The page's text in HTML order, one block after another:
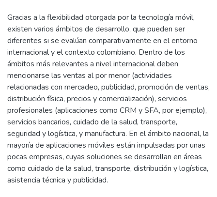
Gracias a la flexibilidad otorgada por la tecnología móvil,
existen varios ámbitos de desarrollo, que pueden ser
diferentes si se evalúan comparativamente en el entorno
internacional y el contexto colombiano. Dentro de los
ámbitos más relevantes a nivel internacional deben
mencionarse las ventas al por menor (actividades
relacionadas con mercadeo, publicidad, promoción de ventas,
distribución física, precios y comercialización), servicios
profesionales (aplicaciones como CRM y SFA, por ejemplo),
servicios bancarios, cuidado de la salud, transporte,
seguridad y logística, y manufactura. En el ámbito nacional, la
mayoría de aplicaciones móviles están impulsadas por unas
pocas empresas, cuyas soluciones se desarrollan en áreas
como cuidado de la salud, transporte, distribución y logística,
asistencia técnica y publicidad.